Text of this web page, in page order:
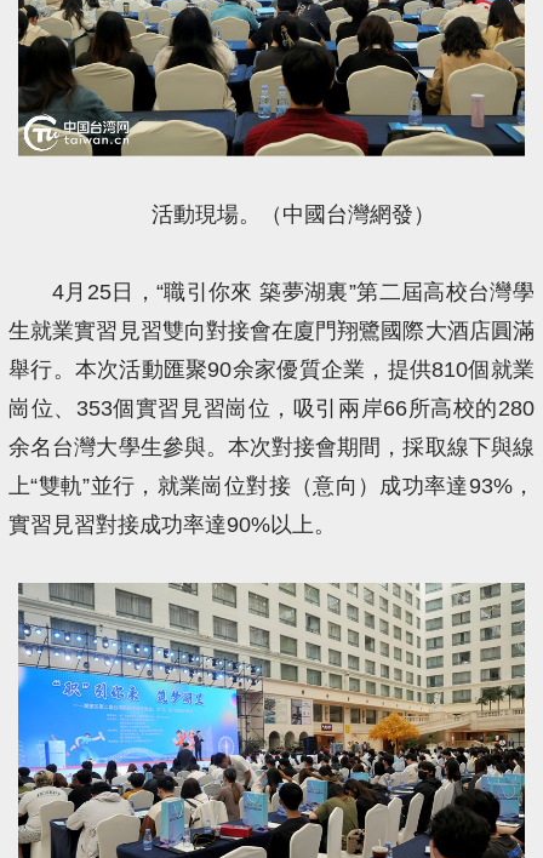
活動現場。（中國台灣網發）
4月25日，“職引你來 築夢湖裏”第二屆高校台灣學
生就業實習見習雙向對接會在廈門翔鷺國際大酒店圓滿
舉行。本次活動匯聚90余家優質企業，提供810個就業
崗位、353個實習見習崗位，吸引兩岸66所高校的280
余名台灣大學生參與。本次對接會期間，採取線下與線
上“雙軌”並行，就業崗位對接（意向）成功率達93%，
實習見習對接成功率達90%以上。